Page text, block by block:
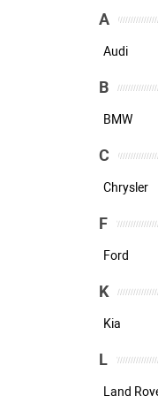
A
Audi
B
BMW
C
Chrysler
F
Ford
K
Kia
L
Land